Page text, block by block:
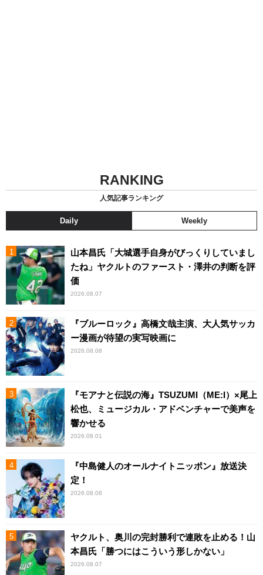
RANKING
人気記事ランキング
Daily Weekly
山本昌氏「大城選手自身がびっくりしていまし
たね」ヤクルトのファースト・澤井の判断を評
価
2026.08.07
『ブルーロック』高橋文哉主演、大人気サッカ
ー漫画が待望の実写映画に
2026.08.08
『モアナと伝説の海』TSUZUMI（ME:I）×尾上
松也、ミュージカル・アドベンチャーで美声を
響かせる
2026.08.01
『中島健人のオールナイトニッポン』放送決
定！
2026.08.08
ヤクルト、奥川の完封勝利で連敗を止める！山
本昌氏「勝つにはこういう形しかない」
2026.08.07